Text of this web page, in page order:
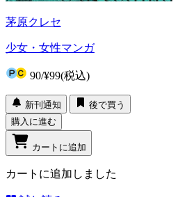
茅原クレセ
少女・女性マンガ
90/¥99(税込)
新刊通知
後で買う
購入に進む
カートに追加
カートに追加しました